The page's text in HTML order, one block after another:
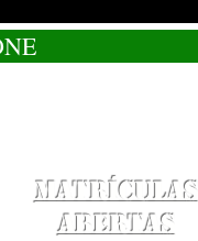
Matrículas
Abertas